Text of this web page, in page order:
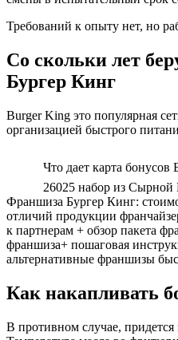
Требований к опыту нет, но
Со скольки лет
Бургер Кинг
Burger King это популярная
организацией быстрого
Что дает карта бонусов
26025 набор из
Франшиза Бургер Кинг:
отличий продукции
к партнерам + обзор пакета
франшиза+ пошаговая
альтернативные франшизы
Как накапливать
В противном случае, придется